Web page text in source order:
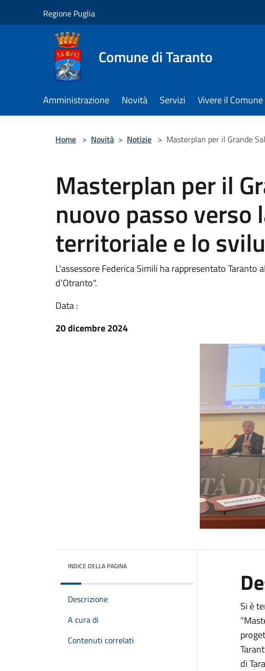
Regione Puglia
Comune di Taranto
Amministrazione Novità Servizi Vivere il Comune
Home > Novità > Notizie > Masterplan per il Grande
Masterplan per il
nuovo passo verso
territoriale e lo
L’assessore Federica Simili ha rappresentato Taranto
d’Otranto".
Data :
20 dicembre 2024
INDICE DELLA PAGINA
Descrizione
A cura di
Contenuti correlati
Si è
di